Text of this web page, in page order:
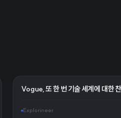
Vogue, 또 한 번 기술 세계에 대한
Explorineer